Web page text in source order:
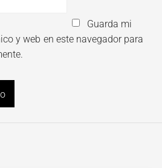
Guarda mi
y web en este navegador para